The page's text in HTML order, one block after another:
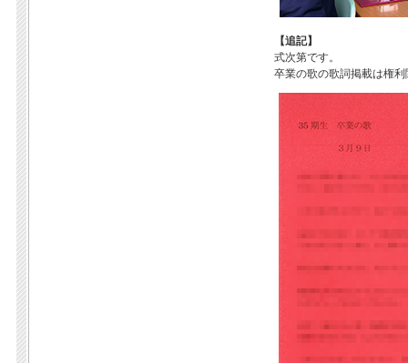
【追記】
式次第です。
卒業の歌の歌詞掲載は権